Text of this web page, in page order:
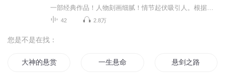
42 2.8万
您是不是在找：
大神的悬赏 一生悬命 悬剑之路